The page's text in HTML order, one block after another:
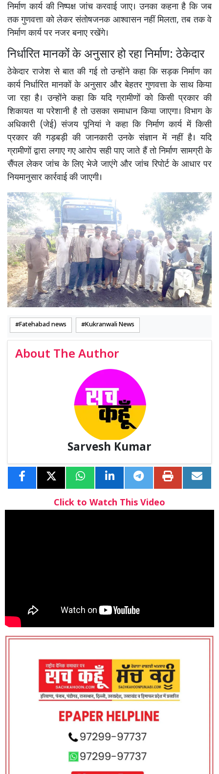
निर्माण कार्य की निष्पक्ष जांच करवाई जाए। उनका कहना है कि जब
तक गुणवत्ता को लेकर संतोषजनक आश्वासन नहीं मिलता, तब तक वे
निर्माण कार्य पर नजर बनाए रखेंगे।
निर्धारित मानकों के अनुसार हो रहा निर्माण: ठेकेदार
ठेकेदार राजेश से बात की गई तो उन्होंने कहा कि सड़क निर्माण का
कार्य निर्धारित मानकों के अनुसार और बेहतर गुणवत्ता के साथ किया
जा रहा है। उन्होंने कहा कि यदि ग्रामीणों को किसी प्रकार की
शिकायत या परेशानी है तो उसका समाधान किया जाएगा। विभाग के
अधिकारी (जेई) संजय पूनियां ने कहा कि निर्माण कार्य में किसी
प्रकार की गड़बड़ी की जानकारी उनके संज्ञान में नहीं है। यदि
ग्रामीणों द्वारा लगाए गए आरोप सही पाए जाते हैं तो निर्माण सामग्री के
सैंपल लेकर जांच के लिए भेजे जाएंगे और जांच रिपोर्ट के आधार पर
नियमानुसार कार्रवाई की जाएगी।
Fatehabad news Kukranwali News
About The Author
Sarvesh Kumar
Click to Watch This Video